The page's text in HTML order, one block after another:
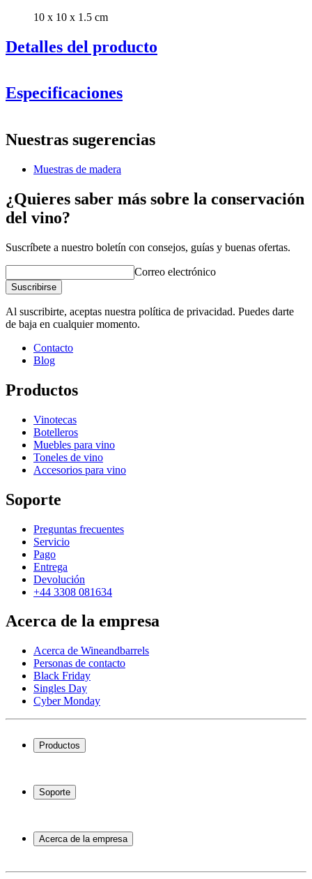
10 x 10 x 1.5 cm
Detalles del producto
Especificaciones
Número de productoSOAKSAMPLE
General
Fabricante
Caverack
Acabado Roble
Altura (cm)10
Ancho (cm)10
Profundidad (cm)1.5
Peso (kg)
Nuestras sugerencias
Muestras de madera
¿Quieres saber más sobre la conservación
del vino?
Suscríbete a nuestro boletín con consejos, guías y buenas ofertas.
Correo electrónico
Suscribirse
Al suscribirte, aceptas nuestra política de privacidad. Puedes darte
de baja en cualquier momento.
Contacto
Blog
Productos
Vinotecas
Botelleros
Muebles para vino
Toneles de vino
Accesorios para vino
Soporte
Preguntas frecuentes
Servicio
Pago
Entrega
Devolución
+44 3308 081634
Acerca de la empresa
Acerca de Wineandbarrels
Personas de contacto
Black Friday
Singles Day
Cyber Monday
Productos
Botelleros
Muebles para vino
Soporte
Servicio
Pago
Devolución
Acerca de la empresa